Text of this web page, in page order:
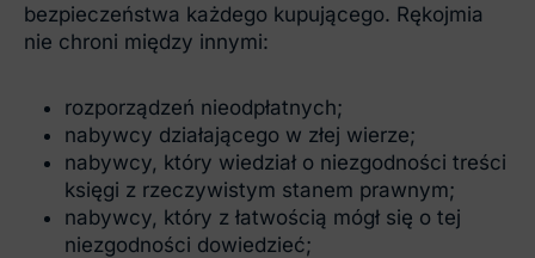
bezpieczeństwa każdego kupującego. Rękojmia
nie chroni między innymi:
rozporządzeń nieodpłatnych;
nabywcy działającego w złej wierze;
nabywcy, który wiedział o niezgodności treści
księgi z rzeczywistym stanem prawnym;
nabywcy, który z łatwością mógł się o tej
niezgodności dowiedzieć;